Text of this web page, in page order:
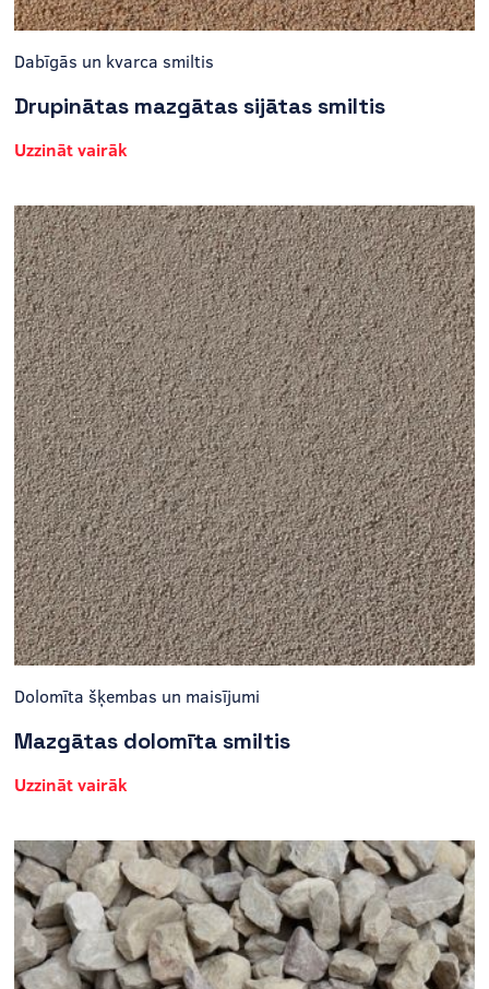
Dabīgās un kvarca smiltis
Drupinātas mazgātas sijātas smiltis
Uzzināt vairāk
Dolomīta šķembas un maisījumi
Mazgātas dolomīta smiltis
Uzzināt vairāk